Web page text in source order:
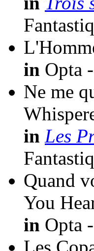
in Opta
Ne me
in Les
Quand
You
in Opta